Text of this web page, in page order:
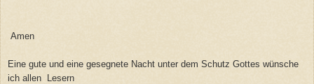
Amen
Eine gute und eine gesegnete Nacht unter dem Schutz Gottes wünsche
ich allen Lesern